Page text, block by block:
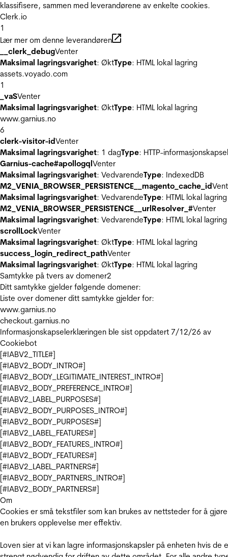
klassifisere, sammen med leverandørene av enkelte cookies.
Clerk.io
1
Lær mer om denne leverandøren
__clerk_debugVenter
Maksimal lagringsvarighet: ØktType: HTML lokal lagring
assets.voyado.com
1
_vaSVenter
Maksimal lagringsvarighet: ØktType: HTML lokal lagring
www.garnius.no
6
clerk-visitor-idVenter
Maksimal lagringsvarighet: 1 dagType: HTTP-informasjonskapsel
Garnius-cache#apollogqlVenter
Maksimal lagringsvarighet: VedvarendeType: IndexedDB
M2_VENIA_BROWSER_PERSISTENCE__magento_cache_id
Maksimal lagringsvarighet: VedvarendeType: HTML lokal lagring
M2_VENIA_BROWSER_PERSISTENCE__urlResolver_#Venter
Maksimal lagringsvarighet: VedvarendeType: HTML lokal lagring
scrollLockVenter
Maksimal lagringsvarighet: ØktType: HTML lokal lagring
success_login_redirect_pathVenter
Maksimal lagringsvarighet: ØktType: HTML lokal lagring
Samtykke på tvers av domener2
Ditt samtykke gjelder følgende domener:
Liste over domener ditt samtykke gjelder for:
www.garnius.no
checkout.garnius.no
Informasjonskapselerklæringen ble sist oppdatert 7/12/26 av
Cookiebot
[#IABV2_TITLE#]
[#IABV2_BODY_INTRO#]
[#IABV2_BODY_LEGITIMATE_INTEREST_INTRO#]
[#IABV2_BODY_PREFERENCE_INTRO#]
[#IABV2_LABEL_PURPOSES#]
[#IABV2_BODY_PURPOSES_INTRO#]
[#IABV2_BODY_PURPOSES#]
[#IABV2_LABEL_FEATURES#]
[#IABV2_BODY_FEATURES_INTRO#]
[#IABV2_BODY_FEATURES#]
[#IABV2_LABEL_PARTNERS#]
[#IABV2_BODY_PARTNERS_INTRO#]
[#IABV2_BODY_PARTNERS#]
Om
Cookies er små tekstfiler som kan brukes av nettsteder for å gjøre
en brukers opplevelse mer effektiv.
Loven sier at vi kan lagre informasjonskapsler på enheten hvis de